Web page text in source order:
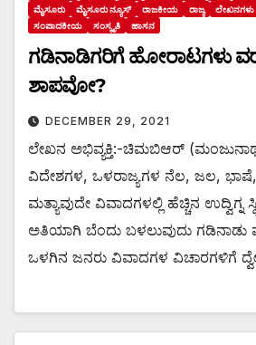
ಮೈಸೂರು
ಮೈಸೂರು ನ್ಯೂಸ್ ರಾಜಕೀಯ ರಾಜ್ಯ ಲೇಖನಗಳು
ಸಂಪಾದಕೀಯ
ಸಂಸ್ಕೃತಿ ಹಾಸನ
ಗಡಿನಾಡಿಗರಿಗೆ ಹೋರಾಟಗಳು
ಶಾಪವೋ?
DECEMBER 29, 2021
ಲೇಖನ ಅಭಿವ್ಯಕ್ತಿ:-ಚಿಮಬಿಆರ್
ವಿದೇಶಗಳ, ಒಳರಾಜ್ಯಗಳ ನೆಲ, ಜಲ,
ಮತ್ಯಾವುದೇ ವಿವಾದಗಳಲ್ಲಿ ಹೆಚ್ಚಿನ
ಅತಿಯಾಗಿ ಬೆಂದು ಬಳಲುವುದು ಗಡಿನಾಡು
ಒಳಗಿನ ಜನರು ವಿವಾದಗಳ ವಿಚಾರಗಳಿಗೆ